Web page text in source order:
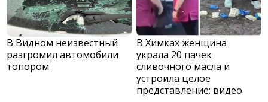
В Видном неизвестный
разгромил автомобили
топором
В Химках женщина
украла 20 пачек
сливочного масла и
устроила целое
представление: видео